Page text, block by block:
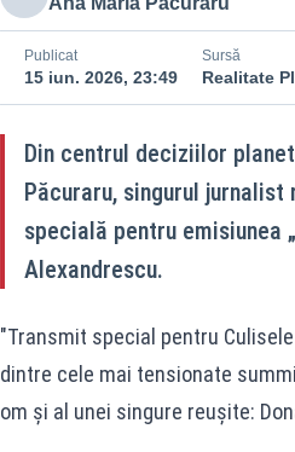
Publicat
15 iun. 2026, 23:49
Sursă
Realitate
Din centrul deciziilor
Păcuraru, singurul
specială pentru emisiunea
Alexandrescu.
"Transmit special pentru
dintre cele mai tensionate
om și al unei singure reușite: